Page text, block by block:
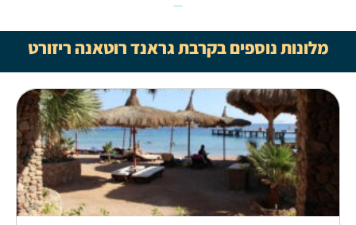
מלונות נוספים בקרבת גראנד רוטאנה ריזורט